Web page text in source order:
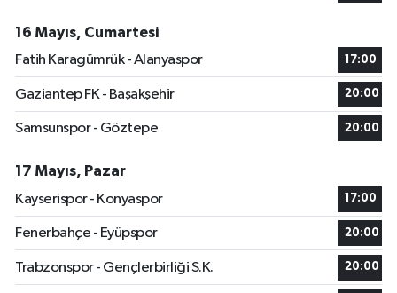
16 Mayıs, Cumartesi
Fatih Karagümrük - Alanyaspor
17:00
Gaziantep FK - Başakşehir 20:00
Samsunspor - Göztepe 20:00
17 Mayıs, Pazar
Kayserispor - Konyaspor
17:00
Fenerbahçe - Eyüpspor 20:00
Trabzonspor - Gençlerbirliği S.K. 20:00